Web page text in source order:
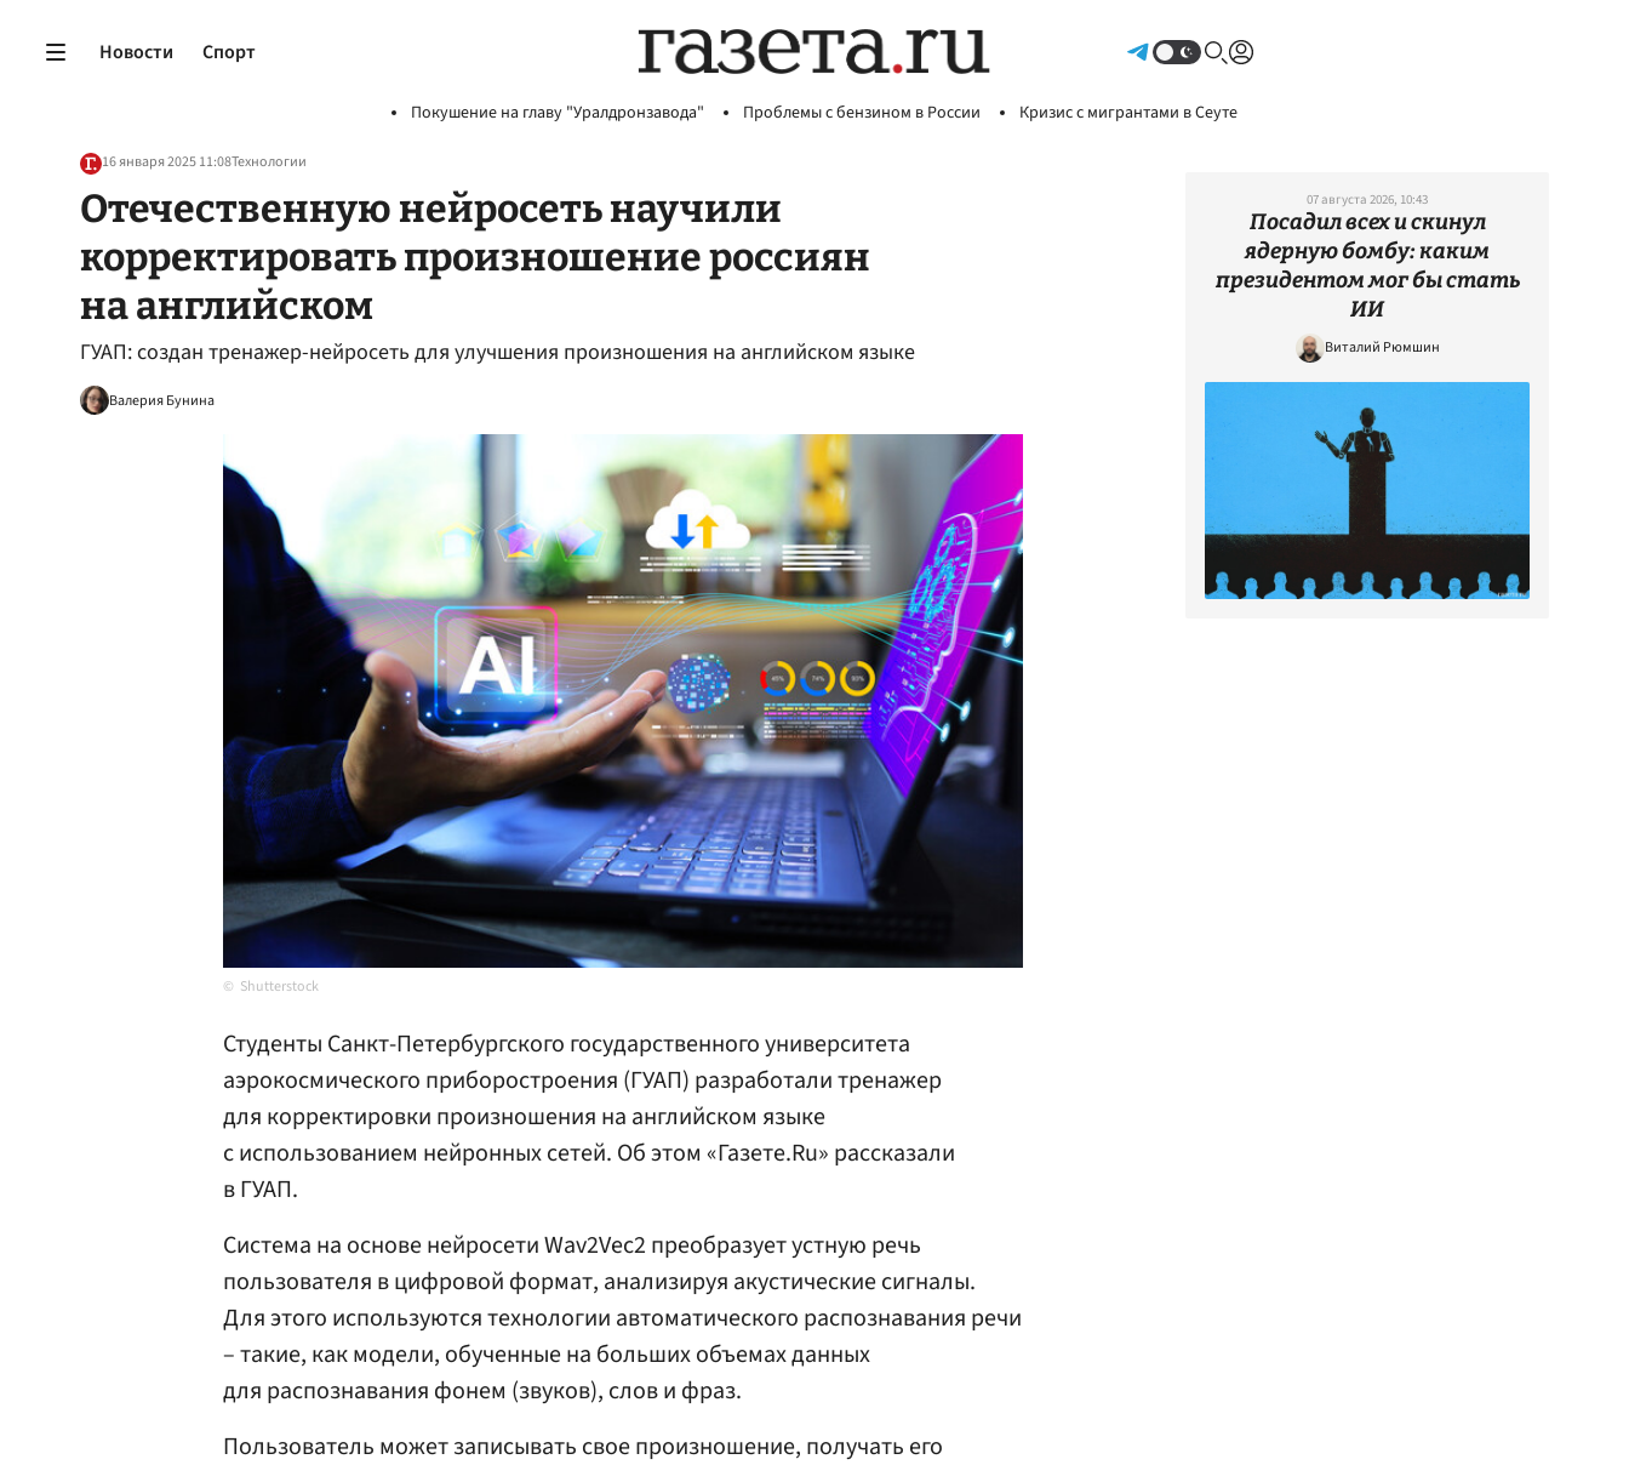
Новости Спорт
Покушение на главу "Уралдронзавода" Проблемы с бензином в России Кризис с мигрантами в Сеуте
16 января 2025 11:08Технологии
Отечественную нейросеть научили
корректировать произношение россиян
на английском
ГУАП: создан тренажер-нейросеть для улучшения произношения на английском языке
Валерия Бунина
Shutterstock
Студенты Санкт-Петербургского государственного университета
аэрокосмического приборостроения (ГУАП) разработали тренажер
для корректировки произношения на английском языке
с использованием нейронных сетей. Об этом «Газете.Ru» рассказали
в ГУАП.
Система на основе нейросети Wav2Vec2 преобразует устную речь
пользователя в цифровой формат, анализируя акустические сигналы.
Для этого используются технологии автоматического распознавания речи
– такие, как модели, обученные на больших объемах данных
для распознавания фонем (звуков), слов и фраз.
Пользователь может записывать свое произношение, получать его
07 августа 2026, 10:43
Посадил всех и скинул
ядерную бомбу: каким
президентом мог бы стать
ИИ
Виталий Рюмшин